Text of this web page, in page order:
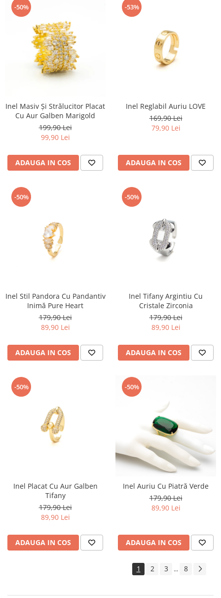
-50%
Inel Masiv Și Strălucitor Placat
Cu Aur Galben Marigold
199,90 Lei
99,90 Lei
ADAUGA IN COS
-53%
Inel Reglabil Auriu LOVE
169,90 Lei
79,90 Lei
ADAUGA IN COS
-50%
Inel Stil Pandora Cu Pandantiv
Inimă Pure Heart
179,90 Lei
89,90 Lei
ADAUGA IN COS
-50%
Inel Tifany Argintiu Cu
Cristale Zirconia
179,90 Lei
89,90 Lei
ADAUGA IN COS
-50%
Inel Placat Cu Aur Galben
Tifany
179,90 Lei
89,90 Lei
ADAUGA IN COS
-50%
Inel Auriu Cu Piatră Verde
179,90 Lei
89,90 Lei
ADAUGA IN COS
1 2 3 ... 8